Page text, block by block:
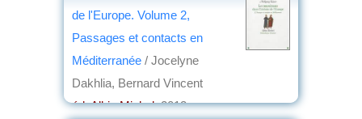
de l'Europe. Volume 2,
Passages et contacts en
Méditerranée / Jocelyne
Dakhlia, Bernard Vincent
éd. Albin Michel, 2013